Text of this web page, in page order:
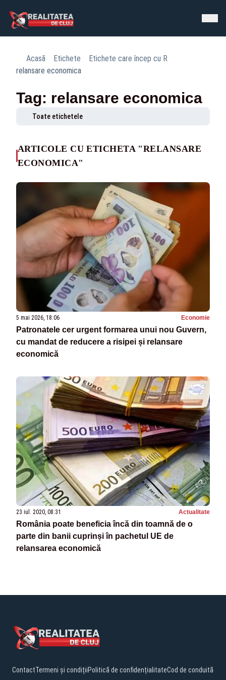
Acasă Etichete
Etichete care încep cu R
relansare economica
Tag: relansare economica
Toate etichetele
ARTICOLE CU ETICHETA "RELANSARE
ECONOMICA"
5 mai 2026, 18:06 Economie
Patronatele cer urgent formarea unui nou Guvern,
cu mandat de reducere a risipei și relansare
economică
23 iul. 2020, 08:31 Actualitate
România poate beneficia încă din toamnă de o
parte din banii cuprinși în pachetul UE de
relansarea economică
ContactTermeni și condițiiPolitică de confidențialitateCod de conduită